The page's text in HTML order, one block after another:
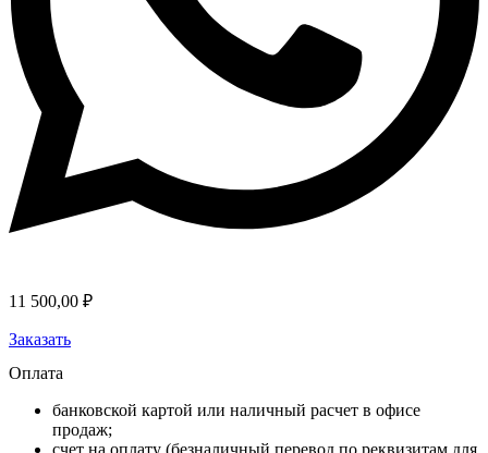
11 500,00 ₽
Заказать
Оплата
банковской картой или наличный расчет в офисе
продаж;
счет на оплату (безналичный перевод по реквизитам для